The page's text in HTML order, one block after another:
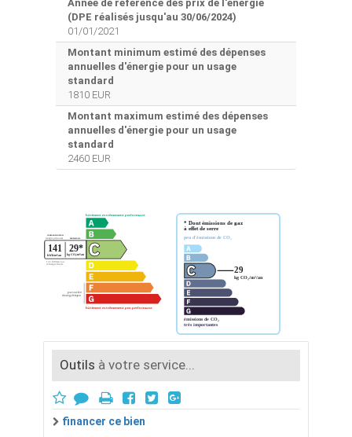
Année de référence des prix de l'énergie
(DPE réalisés jusqu'au 30/06/2024)
01/01/2021
Montant minimum estimé des dépenses
annuelles d'énergie pour un usage
standard
1810 EUR
Montant maximum estimé des dépenses
annuelles d'énergie pour un usage
standard
2460 EUR
Outils à votre service...
financer ce bien